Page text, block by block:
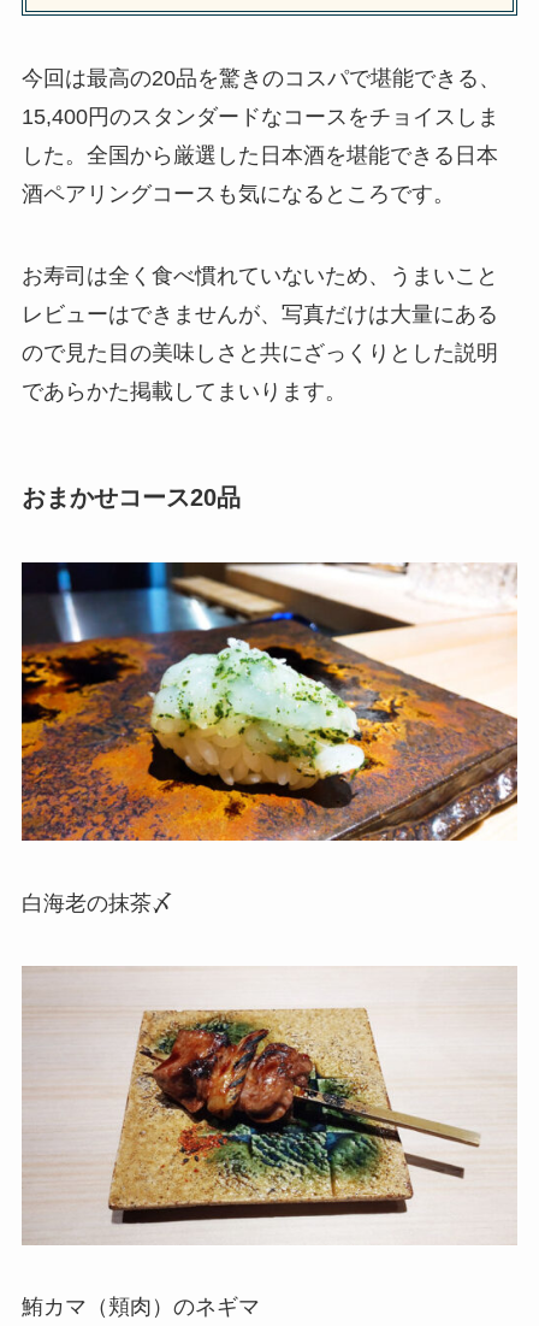
今回は最高の20品を驚きのコスパで堪能できる、
15,400円のスタンダードなコースをチョイスしま
した。全国から厳選した日本酒を堪能できる日本
酒ペアリングコースも気になるところです。
お寿司は全く食べ慣れていないため、うまいこと
レビューはできませんが、写真だけは大量にある
ので見た目の美味しさと共にざっくりとした説明
であらかた掲載してまいります。
おまかせコース20品
白海老の抹茶〆
鮪カマ（頬肉）のネギマ